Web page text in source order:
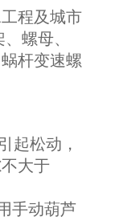
程及城市
螺母、
杆变速螺
起松动，
大于
手动葫芦